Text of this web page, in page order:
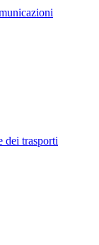
dei trasporti